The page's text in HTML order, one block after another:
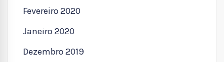
Fevereiro 2020
Janeiro 2020
Dezembro 2019